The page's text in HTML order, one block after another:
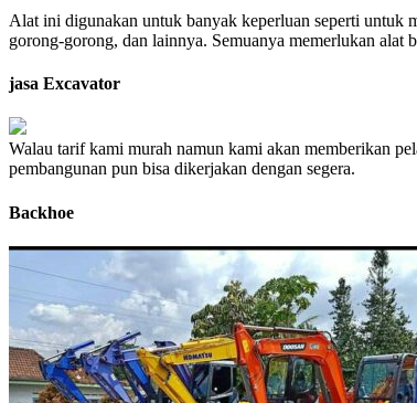
Alat ini digunakan untuk banyak keperluan seperti untuk
gorong-gorong, dan lainnya. Semuanya memerlukan alat
jasa Excavator
Walau tarif kami murah namun kami akan memberikan
pembangunan pun bisa dikerjakan dengan segera.
Backhoe